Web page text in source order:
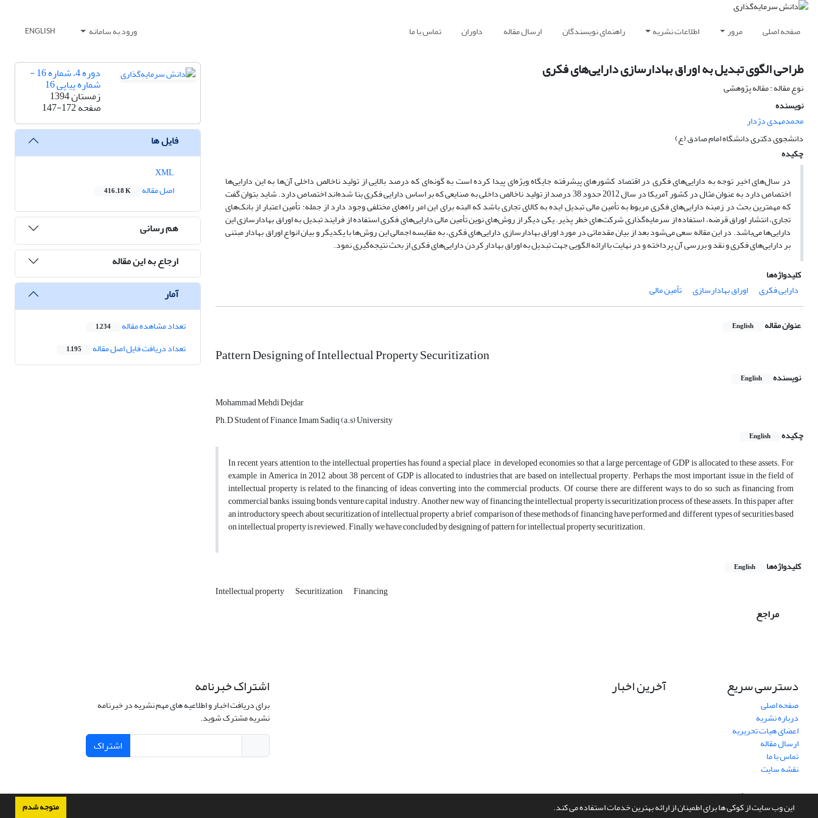
این وب سایت از کوکی ها برای اطمینان از ارائه بهترین خدمات استفاده می کند. متوجه شدم
صفحه اصلی مرور اطلاعات نشریه راهنمای نویسندگان ارسال مقاله داوران تماس با ما ورود به سامانه ENGLISH
طراحی الگوی تبدیل به اوراق بهادارسازی دارایی‌های فکری
نوع مقاله : مقاله پژوهشی
نویسنده
محمدمهدی دژدار
دانشجوی دکتری دانشگاه امام صادق (ع)
چکیده
در سال‌های اخیر توجه به دارایی‌های فکری در اقتصاد کشورهای پیشرفته جایگاه ویژه‌ای پیدا کرده است به گونه‌ای که درصد بالایی از تولید ناخالص داخلی آن‌ها به این دارایی‌ها
اختصاص دارد به عنوان مثال در کشور آمریکا در سال 2012 حدود 38 درصد از تولید ناخالص داخلی به صنایعی که بر اساس دارایی فکری بنا شده‌اند اختصاص دارد. شاید بتوان گفت
که مهمترین بحث در زمینه دارایی‌های فکری مربوط به تأمین مالی تبدیل ایده به کالای تجاری باشد که البته برای این امر راه‌های مختلفی وجود دارد از جمله: تأمین اعتبار از بانک‌های
تجاری، انتشار اوراق قرضه، استفاده از سرمایه‌گذاری شرکت‌های خطر پذیر. یکی دیگر از روش‌های نوین تأمین مالی دارایی‌های فکری استفاده از فرایند تبدیل به اوراق بهادارسازی این
دارایی‌ها می‌باشد. در این مقاله سعی می‌شود بعد از بیان مقدماتی در مورد اوراق بهادارسازی دارایی‌های فکری، به مقایسه اجمالی این روش‌ها با یکدیگر و بیان انواع اوراق بهادار مبتنی
بر دارایی‌های فکری و نقد و بررسی آن پرداخته و در نهایت با ارائه الگویی جهت تبدیل به اوراق بهادار کردن دارایی‌های فکری از بحث نتیجه‌گیری نمود.
کلیدواژه‌ها
دارایی فکری
اوراق بهادارسازی تأمین مالی
عنوان مقاله English
Pattern Designing of Intellectual Property Securitization
نویسنده English
Mohammad Mehdi Dejdar
Ph.D Student of Finance, Imam Sadiq (a.s) University
چکیده
English
In recent years, attention to the intellectual properties has found a special place in developed economies so that a large percentage of GDP is allocated to these assets. For
example, in America in 2012, about 38 percent of GDP is allocated to industries that are based on intellectual property. Perhaps the most important issue in the field of
intellectual property is related to the financing of ideas converting into the commercial products. Of course, there are different ways to do so, such as financing from
commercial banks, issuing bonds, venture capital industry. Another new way of financing the intellectual property is securitization process of these assets. In this paper, after
an introductory speech about securitization of intellectual property, a brief comparison of these methods of financing have performed and different types of securities based
on intellectual property is reviewed. Finally, we have concluded by designing of pattern for intellectual property securitization.
کلیدواژه‌ها English
Intellectual property Securitization Financing
مراجع
دوره 4، شماره 16 -
شماره پیاپی 16
زمستان 1394
صفحه147-172
فایل ها
اصل مقاله
416.18 K
هم رسانی
ارجاع به این مقاله
آمار
تعداد مشاهده مقاله 1,234
تعداد دریافت فایل اصل مقاله 1,195
دسترسی سریع
صفحه اصلی
درباره نشریه
اعضای هیات تحریریه
ارسال مقاله
تماس با ما
نقشه سایت
آخرین اخبار اشتراک خبرنامه
برای دریافت اخبار و اطلاعیه های مهم نشریه در خبرنامه
نشریه مشترک شوید.
اشتراک
سامانه مدیریت نشریات علمی.طراحی و پیاده سازی ازسیناوب